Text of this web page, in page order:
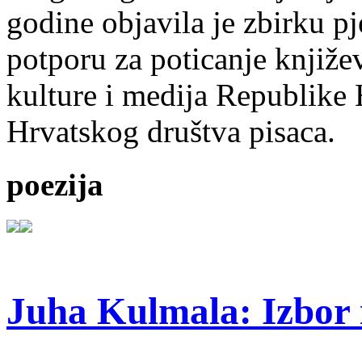
godine objavila je zbirku
potporu za poticanje
kulture i medija Republike
Hrvatskog društva pisaca.
poezija
Juha Kulmala: Izbor